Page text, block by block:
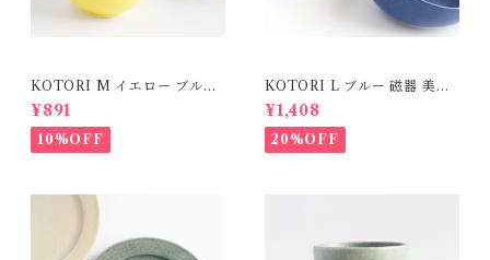
KOTORI M イエロー ブルー
磁器 美濃焼
¥891
10%OFF
KOTORI L ブルー 磁器 美濃
焼
¥1,408
20%OFF